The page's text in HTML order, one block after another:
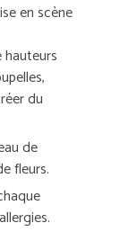
en scène
du
de
fleurs.